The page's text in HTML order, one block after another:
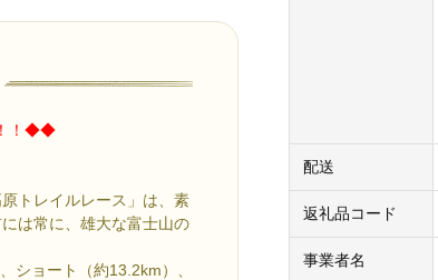
！◆◆
トレイルレース」は、素
は常に、雄大な富士山の
ショート（約13.2km）、
配送
返礼品コード
事業者名